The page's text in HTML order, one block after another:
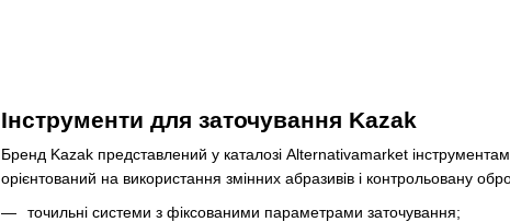
Інструменти для заточування Kazak
Бренд Kazak представлений у каталозі Alternativamarket
орієнтований на використання змінних абразивів і контрольовану
точильні системи з фіксованими параметрами заточування;